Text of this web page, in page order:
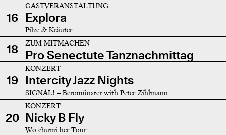
16
GASTVERANSTALTUNG
Explora
Pilze & Kräuter
18 ZUM MITMACHEN
Pro Senectute Tanznachmittag
19
KONZERT
Intercity Jazz Nights
SIGNAL! – Beromünster with Peter Zihlmann
20
KONZERT
Nicky B Fly
Wo chumi her Tour